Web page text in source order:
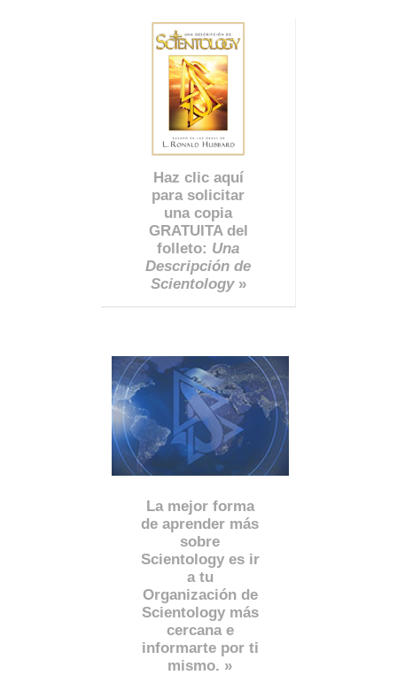
Haz clic aquí
para solicitar
una copia
GRATUITA del
folleto: Una
Descripción de
Scientology»
La mejor forma
de aprender más
sobre
Scientology es ir
a tu
Organización de
Scientology más
cercana e
informarte por ti
mismo. »